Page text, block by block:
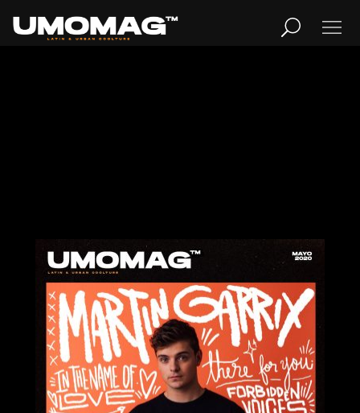
Home
Cover Story
Publicidad
Contacto
Cover Story REVISTA
MARTIN GARRIX, la
fórmula del éxito